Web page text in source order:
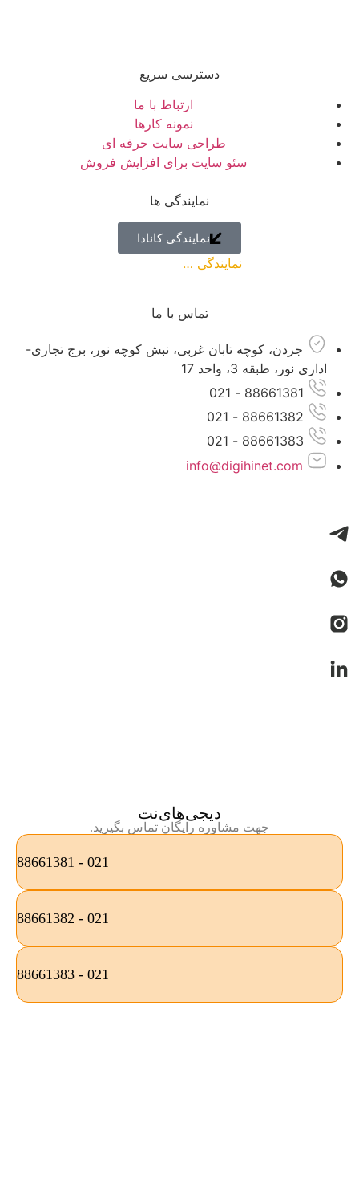
دسترسی سریع
ارتباط با ما
نمونه کارها
طراحی سایت حرفه ای
سئو سایت برای افزایش فروش
نمایندگی ها
نمایندگی کانادا
نمایندگی …
تماس با ما
جردن، کوچه تابان غربی، نبش کوچه نور، برج تجاری-
اداری نور، طبقه 3، واحد 17
88661381 - 021
88661382 - 021
88661383 - 021
info@digihinet.com
دیجی‌های‌نت
جهت مشاوره رایگان تماس بگیرید.
021 - 88661381
021 - 88661382
021 - 88661383